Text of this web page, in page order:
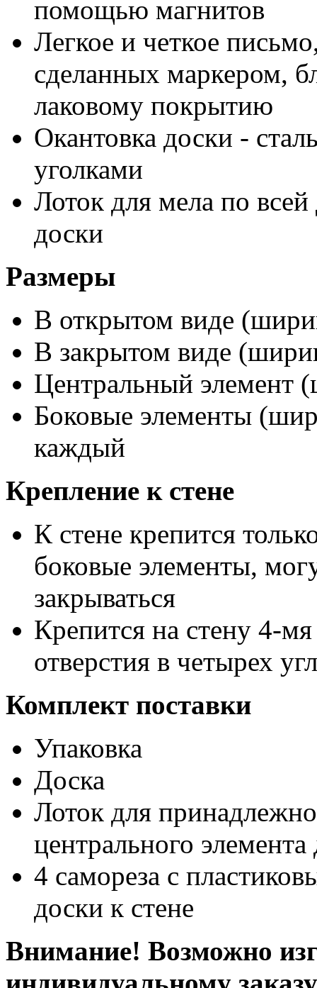
помощью магнитов
Легкое и четкое
сделанных маркером,
лаковому покрытию
Окантовка доски -
уголками
Лоток для мела по
доски
Размеры
В открытом виде
В закрытом виде
Центральный элемент
Боковые элементы
каждый
Крепление к стене
К стене крепится
боковые элементы,
закрываться
Крепится на стену 4-
отверстия в четырех
Комплект поставки
Упаковка
Доска
Лоток для
центрального элемента
4 самореза с
доски к стене
Внимание! Возможно